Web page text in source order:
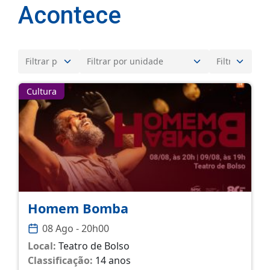
Acontece
Cultura
Homem Bomba
08 Ago - 20h00
Local: Teatro de Bolso
Classificação: 14 anos